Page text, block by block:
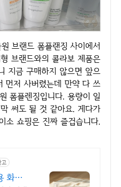
브랜드와의 콜라보 제품은
지금 구매하지 않으면 앞으
먼저 사버렸는데 만약 다 쓰
폼플렌징입니다. 용량이 일
써도 될 것 같아요. 게다가
소 쇼핑은 진짜 즐겁습니다.
화장